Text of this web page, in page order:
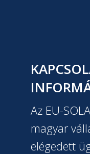
Az EU-
magyar
elégedett